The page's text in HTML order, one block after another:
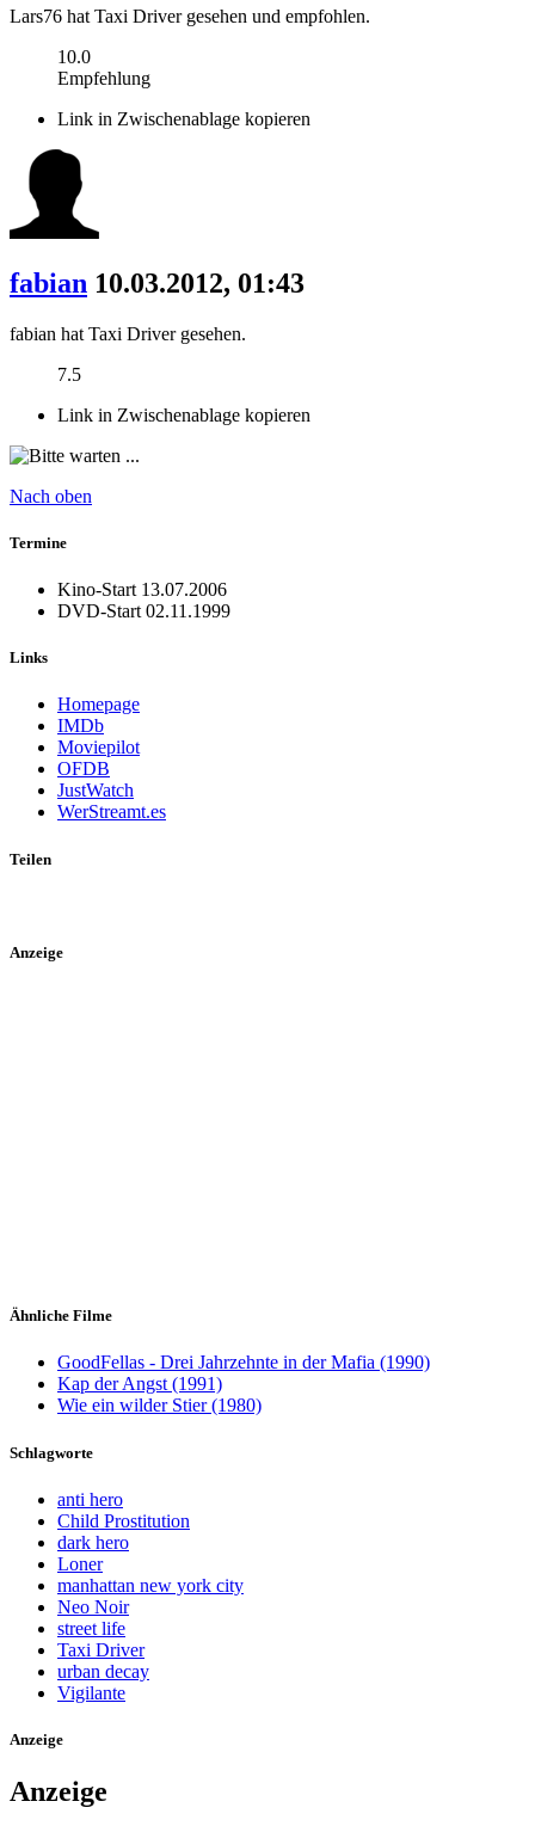
Lars76 hat Taxi Driver gesehen und empfohlen.
10.0
Empfehlung
Link in Zwischenablage kopieren
fabian 10.03.2012, 01:43
fabian hat Taxi Driver gesehen.
7.5
Link in Zwischenablage kopieren
Nach oben
Termine
Kino-Start 13.07.2006
DVD-Start 02.11.1999
Links
Homepage
IMDb
Moviepilot
OFDB
JustWatch
WerStreamt.es
Teilen
Anzeige
Ähnliche Filme
GoodFellas - Drei Jahrzehnte in der Mafia (1990)
Kap der Angst (1991)
Wie ein wilder Stier (1980)
Schlagworte
anti hero
Child Prostitution
dark hero
Loner
manhattan new york city
Neo Noir
street life
Taxi Driver
urban decay
Vigilante
Anzeige
Anzeige